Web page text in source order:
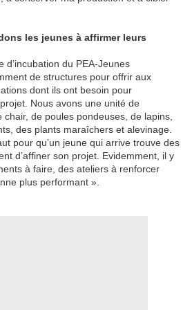
les jeunes à affirmer leurs
d’incubation du PEA-Jeunes
de structures pour offrir aux
dont ils ont besoin pour
Nous avons une unité de
de poules pondeuses, de lapins,
des plants maraîchers et alevinage.
pour qu’un jeune qui arrive trouve des
d’affiner son projet. Evidemment, il y
à faire, des ateliers à renforcer
plus performant ».